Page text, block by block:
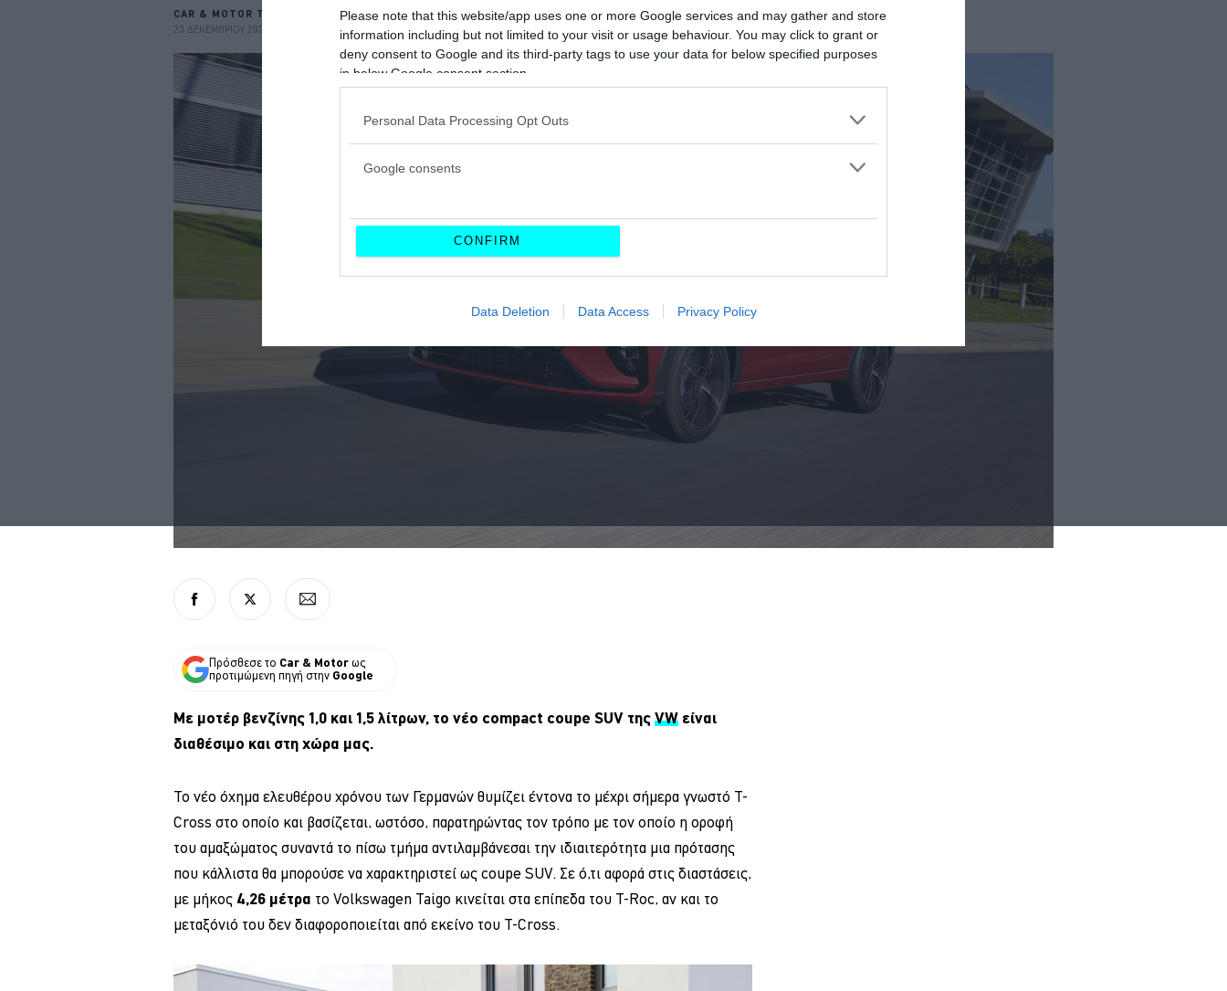
Please note that this website/app uses one or more Google services and may gather and store
information including but not limited to your visit or usage behaviour. You may click to grant or
deny consent to Google and its third-party tags to use your data for below specified purposes
in below Google consent section.
Personal Data Processing Opt Outs
Google consents
CONFIRM
Data Deletion Data Access Privacy Policy
CAR & MOTOR TEAM
23 ΔΕΚΕΜΒΡΙΟΥ 2021
Πρόσθεσε το Car & Motor ως
προτιμώμενη πηγή στην Google
Με μοτέρ βενζίνης 1,0 και 1,5 λίτρων, το νέο compact coupe SUV της VW είναι
διαθέσιμο και στη χώρα μας.
To νέο όχημα ελευθέρου χρόνου των Γερμανών θυμίζει έντονα το μέχρι σήμερα γνωστό T-
Cross στο οποίο και βασίζεται, ωστόσο, παρατηρώντας τον τρόπο με τον οποίο η οροφή
του αμαξώματος συναντά το πίσω τμήμα αντιλαμβάνεσαι την ιδιαιτερότητα μια πρότασης
που κάλλιστα θα μπορούσε να χαρακτηριστεί ως coupe SUV. Σε ό,τι αφορά στις διαστάσεις,
με μήκος 4,26 μέτρα το Volkswagen Taigo κινείται στα επίπεδα του T-Roc, αν και το
μεταξόνιό του δεν διαφοροποιείται από εκείνο του T-Cross.